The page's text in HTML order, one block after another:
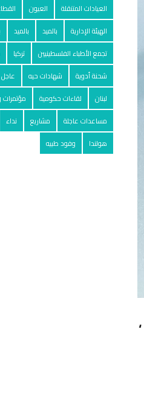
بالتنسيق مع منظمة الصحة العالمية (WHO)، وصل يوم الخميس الموافق 2026/04/23 ،
العيادات المتنقلة
العيون
الهيئة الإدارية
بالميد بالمید
تجمع الأطباء الفلسطينيين
تركيا
شحنة أدوية
شهادات حيه عاجل
لبنان
لقاءات حكومية
مساعدات عاجلة
مشاريع نداء
هولندا
وفود طبيه